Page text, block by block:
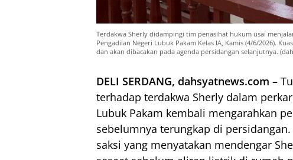
Terdakwa Sherly didampingi tim penasihat hukum usai
Pengadilan Negeri Lubuk Pakam Kelas IA, Kamis (4/6/2026).
dan akan dibacakan pada agenda persidangan selanjutnya.
DELI SERDANG, dahsyatnews.com –
terhadap terdakwa Sherly dalam
Lubuk Pakam kembali mengarahkan
sebelumnya terungkap di
saksi yang menyatakan mendengar